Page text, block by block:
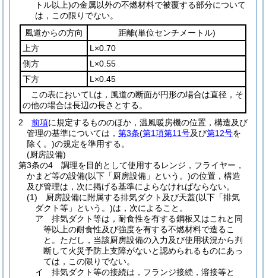
トル以上)の金属以外の不燃材料で被覆する部分について
は，この限りでない。
風道からの方向
距離(単位センチメートル)
上方
L×0.70
側方
L×0.55
下方
L×0.45
この表においてLは，風道の断面が円形の場合は直径，そ
の他の場合は長辺の長さとする。
2
前項に規定するもののほか，温風暖房機の位置，構造及び
管理の基準については， 第3条(第1項第11号及び第12号を
除く。)の規定を準用する。
(厨房設備)
第3条の4
調理を目的として使用するレンジ，フライヤー，
かまど等の設備(以下「厨房設備」という。)の位置，構造
及び管理は，次に掲げる基準によらなければならない。
(1)
厨房設備に附属する排気ダクト及び天蓋(以下「排気
ダクト等」という。)は，次によること。
ア
排気ダクト等は，耐食性を有する鋼板又はこれと同
等以上の耐食性及び強度を有する不燃材料で造るこ
と。 ただし，当該厨房設備の入力及び使用状況から判
断して火災予防上支障がないと認められるものにあっ
ては，この限りでない。
イ
排気ダクト等の接続は，フランジ接続，溶接等と